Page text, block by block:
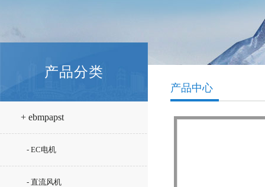
产品分类
+ ebmpapst
- EC电机
- 直流风机
产品中心